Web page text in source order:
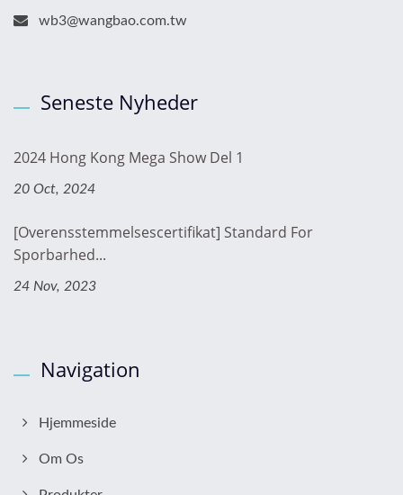
wb3@wangbao.com.tw
Seneste Nyheder
2024 Hong Kong Mega Show Del 1
20 Oct, 2024
[Overensstemmelsescertifikat] Standard For
Sporbarhed...
24 Nov, 2023
Navigation
Hjemmeside
Om Os